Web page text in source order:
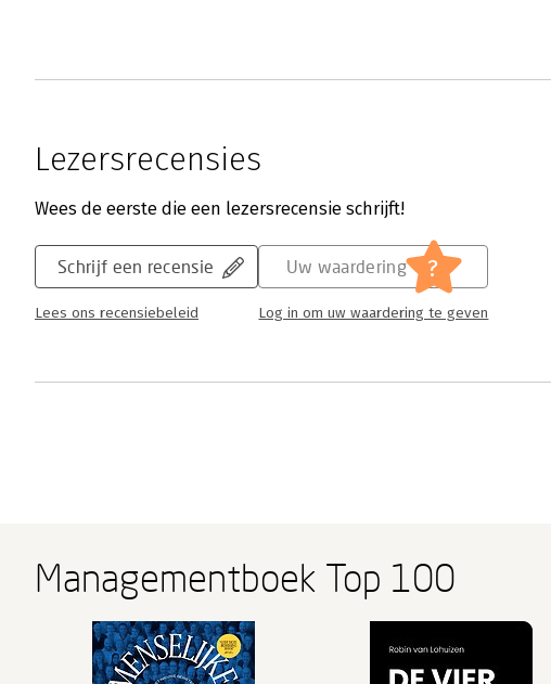
Lezersrecensies
Wees de eerste die een lezersrecensie schrijft!
Schrijf een recensie
Lees ons recensiebeleid
Uw waardering ?
Log in om uw waardering te geven
Managementboek Top 100